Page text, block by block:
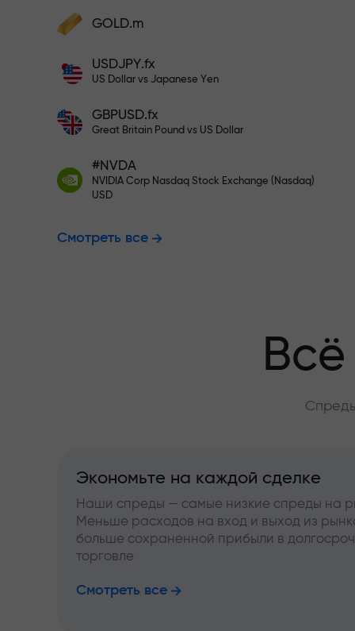
Пополните счёт — и получите бонус в
X1000 — это не опечатка. Чем больше
депозит, тем выше множитель.
Пополните на $333 —
Торгуйте
Бонус до
GOLD.m
USDJPY.fx
US Dollar vs Japanese Yen
GBPUSD.fx
Great Britain Pound vs US Dollar
#NVDA
NVIDIA Corp Nasdaq Stock Exchange (Nasdaq)
USD
Смотреть все
Экономьте на каждой сделке
Наши спреды — самые низкие спреды на
Меньше расходов на вход и выход из
больше сохраненной прибыли в
торговле
Смотреть все